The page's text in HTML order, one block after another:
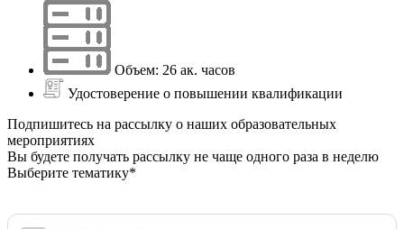
Объем: 26 ак. часов
Удостоверение о повышении квалификации
Подпишитесь на рассылку о наших образовательных
мероприятиях
Вы будете получать рассылку не чаще одного раза в неделю
Выберите тематику*